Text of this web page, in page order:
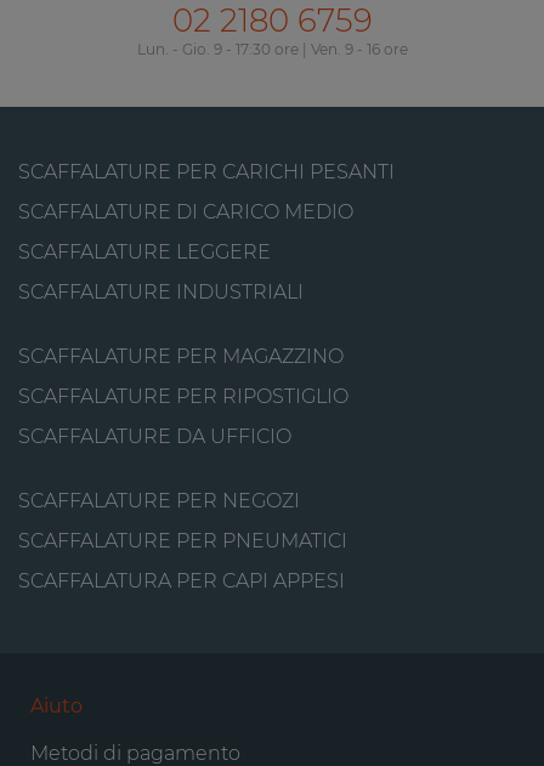
02 2180 6759
Lun. - Gio. 9 - 17:30 ore | Ven. 9 - 16 ore
SCAFFALATURE PER CARICHI PESANTI
SCAFFALATURE DI CARICO MEDIO
SCAFFALATURE LEGGERE
SCAFFALATURE INDUSTRIALI
SCAFFALATURE PER MAGAZZINO
SCAFFALATURE PER RIPOSTIGLIO
SCAFFALATURE DA UFFICIO
SCAFFALATURE PER NEGOZI
SCAFFALATURE PER PNEUMATICI
SCAFFALATURA PER CAPI APPESI
Aiuto
Metodi di pagamento